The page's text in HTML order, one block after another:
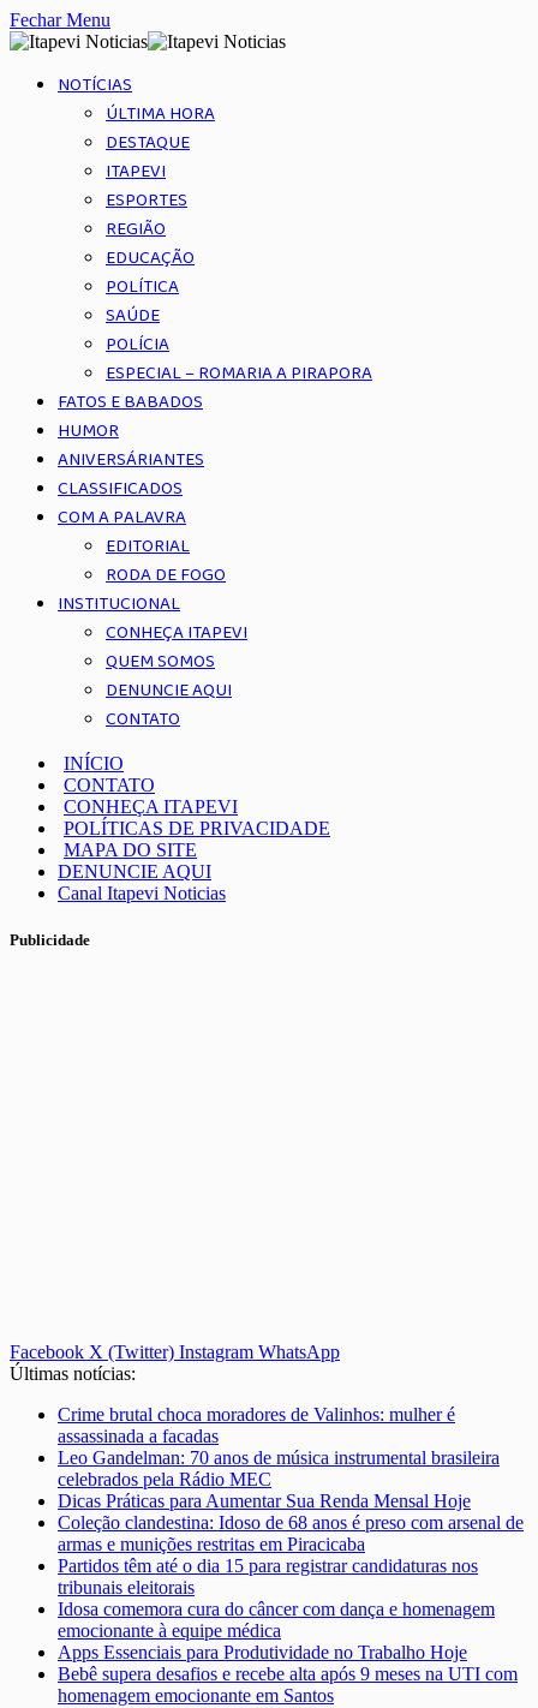
Fechar Menu
NOTÍCIAS
ÚLTIMA HORA
DESTAQUE
ITAPEVI
ESPORTES
REGIÃO
EDUCAÇÃO
POLÍTICA
SAÚDE
POLÍCIA
ESPECIAL – ROMARIA A PIRAPORA
FATOS E BABADOS
HUMOR
ANIVERSÁRIANTES
CLASSIFICADOS
COM A PALAVRA
EDITORIAL
RODA DE FOGO
INSTITUCIONAL
CONHEÇA ITAPEVI
QUEM SOMOS
DENUNCIE AQUI
CONTATO
INÍCIO
CONTATO
CONHEÇA ITAPEVI
POLÍTICAS DE PRIVACIDADE
MAPA DO SITE
DENUNCIE AQUI
Canal Itapevi Noticias
Publicidade
Facebook X (Twitter) Instagram WhatsApp
Últimas notícias:
Crime brutal choca moradores de Valinhos: mulher é
assassinada a facadas
Leo Gandelman: 70 anos de música instrumental brasileira
celebrados pela Rádio MEC
Dicas Práticas para Aumentar Sua Renda Mensal Hoje
Coleção clandestina: Idoso de 68 anos é preso com arsenal de
armas e munições restritas em Piracicaba
Partidos têm até o dia 15 para registrar candidaturas nos
tribunais eleitorais
Idosa comemora cura do câncer com dança e homenagem
emocionante à equipe médica
Apps Essenciais para Produtividade no Trabalho Hoje
Bebê supera desafios e recebe alta após 9 meses na UTI com
homenagem emocionante em Santos